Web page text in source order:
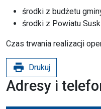
środki z budżetu
środki z Powiatu
Czas trwania realizacji
print Drukuj
Adresy i